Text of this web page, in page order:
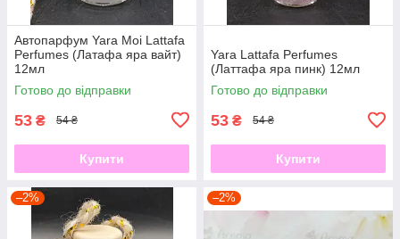
Автопарфум Yara Moi Lattafa
Perfumes (Латафа яра вайт)
12мл
Готово до відправки
53 ₴ 54 ₴
Купити
Yara Lattafa Perfumes
(Латтафа яра пинк) 12мл
Готово до відправки
53 ₴ 54 ₴
Купити
–2% –2%